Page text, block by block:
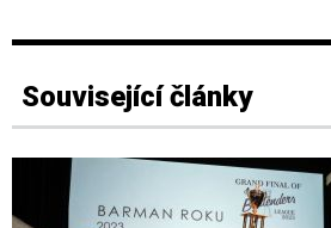
Související články